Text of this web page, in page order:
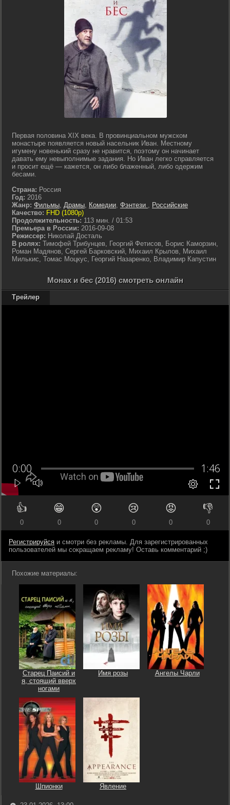
Первая половина XIX века. В провинциальном мужском
монастыре появляется новый насельник Иван. Местному
игумену новенький сразу не нравится, поэтому он начинает
давать ему невыполнимые задания. Но Иван легко справляется
и просит ещё — кажется, он либо блаженный, либо одержим
бесами.
Страна: Россия
Год: 2016
Жанр: Фильмы, Драмы, Комедии, Фэнтези , Российские
Качество: FHD (1080p)
Продолжительность: 113 мин. / 01:53
Премьера в России: 2016-09-08
Режиссер: Николай Досталь
В ролях: Тимофей Трибунцев, Георгий Фетисов, Борис Каморзин,
Роман Мадянов, Сергей Барковский, Михаил Крылов, Михаил
Милькис, Томас Моцкус, Георгий Назаренко, Владимир Капустин
Монах и бес (2016) смотреть онлайн
Трейлер
👍
0
😁
0
😲
0
😢
0
😡
0
👎
0
Регистрируйся и смотри без рекламы. Для зарегистрированных
пользователей мы сокращаем рекламу! Оставь комментарий ;)
Похожие материалы:
Старец Паисий и
я, стоящий вверх
ногами
Имя розы Ангелы Чарли
Шпионки Явление